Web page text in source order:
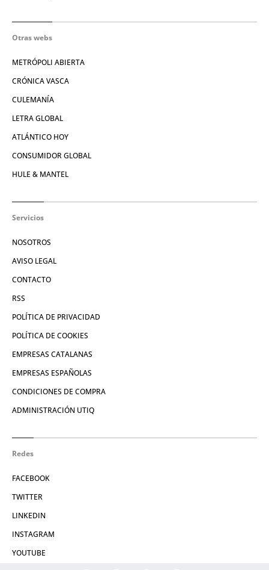
Otras webs
METRÓPOLI ABIERTA
CRÓNICA VASCA
CULEMANÍA
LETRA GLOBAL
ATLÁNTICO HOY
CONSUMIDOR GLOBAL
HULE & MANTEL
Servicios
NOSOTROS
AVISO LEGAL
CONTACTO
RSS
POLÍTICA DE PRIVACIDAD
POLÍTICA DE COOKIES
EMPRESAS CATALANAS
EMPRESAS ESPAÑOLAS
CONDICIONES DE COMPRA
ADMINISTRACIÓN UTIQ
Redes
FACEBOOK
TWITTER
LINKEDIN
INSTAGRAM
YOUTUBE